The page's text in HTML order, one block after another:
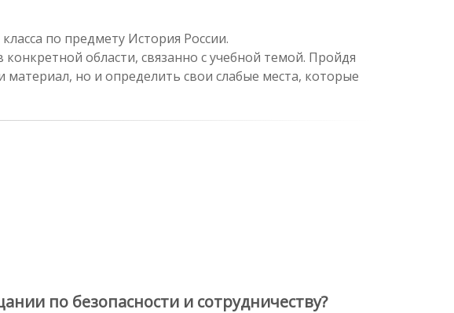
по предмету История России.
области, связанно с учебной темой. Пройдя
но и определить свои слабые места, которые
по безопасности и сотрудничеству?